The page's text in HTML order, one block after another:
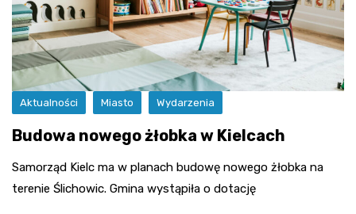
Aktualności Miasto Wydarzenia
Budowa nowego żłobka w Kielcach
Samorząd Kielc ma w planach budowę nowego żłobka na
terenie Ślichowic. Gmina wystąpiła o dotację